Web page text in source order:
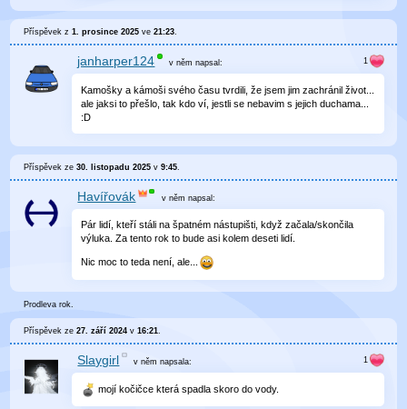
Příspěvek z1. prosince 2025 ve21:23.
janharper124 v němnapsal:
Kamošky a kámoši svého času tvrdili, že jsem jim zachránil život...
ale jaksi to přešlo, tak kdo ví, jestli se nebavim s jejich duchama...
:D
Příspěvek ze30. listopadu 2025 v9:45
Havířovák v něm napsal:
Pár lidí, kteří stáli na špatném nástupišti, když začala/skončila
výluka. Za tento rok to bude asi kolem deseti lidí.
Nic moc to teda není, ale...
Prodleva rok.
Příspěvek ze27. září 2024 v16:21.
Slaygirl v němnapsala:
mojí kočičce která spadla skoro do vody.